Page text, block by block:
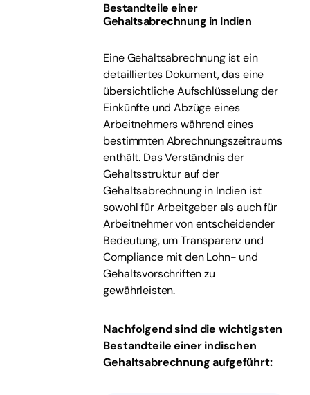
Bestandteile einer
Gehaltsabrechnung in Indien
Eine Gehaltsabrechnung ist ein
detailliertes Dokument, das eine
übersichtliche Aufschlüsselung der
Einkünfte und Abzüge eines
Arbeitnehmers während eines
bestimmten Abrechnungszeitraums
enthält. Das Verständnis der
Gehaltsstruktur auf der
Gehaltsabrechnung in Indien ist
sowohl für Arbeitgeber als auch für
Arbeitnehmer von entscheidender
Bedeutung, um Transparenz und
Compliance mit den Lohn- und
Gehaltsvorschriften zu
gewährleisten.
Nachfolgend sind die wichtigsten
Bestandteile einer indischen
Gehaltsabrechnung aufgeführt: